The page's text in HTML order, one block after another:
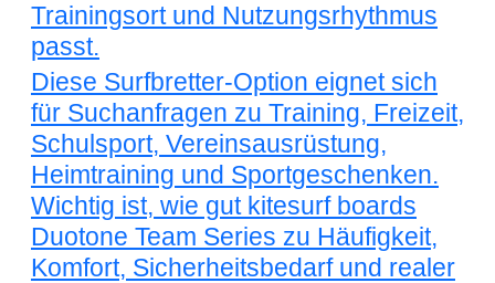
Trainingsort und Nutzungsrhythmus
passt.
Diese Surfbretter-Option eignet sich
für Suchanfragen zu Training, Freizeit,
Schulsport, Vereinsausrüstung,
Heimtraining und Sportgeschenken.
Wichtig ist, wie gut kitesurf boards
Duotone Team Series zu Häufigkeit,
Komfort, Sicherheitsbedarf und realer